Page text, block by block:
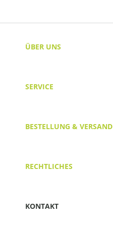
ÜBER UNS
SERVICE
BESTELLUNG & VERSAND
RECHTLICHES
KONTAKT